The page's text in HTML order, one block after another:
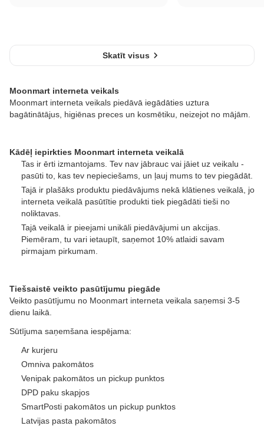
Skatīt visus
Moonmart interneta veikals
Moonmart interneta veikals piedāvā iegādāties uztura
bagātinātājus, higiēnas preces un kosmētiku, neizejot no mājām.
Kādēļ iepirkties Moonmart interneta veikalā
Tas ir ērti izmantojams. Tev nav jābrauc vai jāiet uz veikalu -
pasūti to, kas tev nepieciešams, un ļauj mums to tev piegādāt.
Tajā ir plašāks produktu piedāvājums nekā klātienes veikalā, jo
interneta veikalā pasūtītie produkti tiek piegādāti tieši no
noliktavas.
Tajā veikalā ir pieejami unikāli piedāvājumi un akcijas.
Piemēram, tu vari ietaupīt, saņemot 10% atlaidi savam
pirmajam pirkumam.
Tiešsaistē veikto pasūtījumu piegāde
Veikto pasūtījumu no Moonmart interneta veikala saņemsi 3-5
dienu laikā.
Sūtījuma saņemšana iespējama:
Ar kurjeru
Omniva pakomātos
Venipak pakomātos un pickup punktos
DPD paku skapjos
SmartPosti pakomātos un pickup punktos
Latvijas pasta pakomātos